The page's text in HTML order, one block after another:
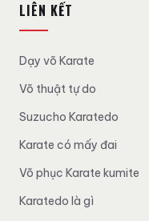
LIÊN KẾT
Dạy võ Karate
Võ thuật tự do
Suzucho Karatedo
Karate có mấy đai
Võ phục Karate kumite
Karatedo là gì